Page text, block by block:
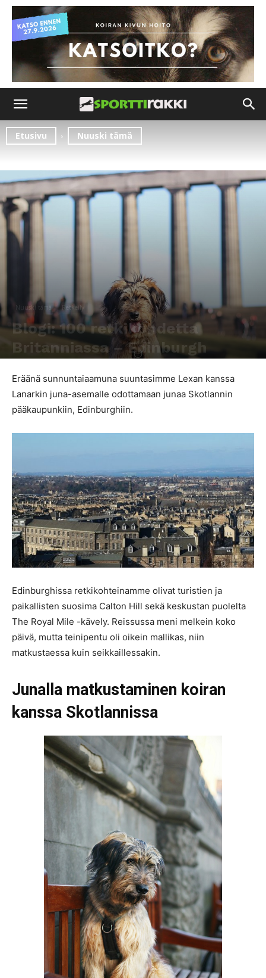
Etusivu Nuuski tämä
Nuuski tämä Retkeily
Blogi: 100 retkikohdetta
Britanniassa – Edinburgh
Eräänä sunnuntaiaamuna suuntasimme Lexan kanssa
Lanarkin juna-asemalle odottamaan junaa Skotlannin
pääkaupunkiin, Edinburghiin.
Edinburghissa retkikohteinamme olivat turistien ja
paikallisten suosima Calton Hill sekä keskustan puolelta
The Royal Mile -kävely. Reissussa meni melkein koko
päivä, mutta teinipentu oli oikein mallikas, niin
matkustaessa kuin seikkaillessakin.
Junalla matkustaminen koiran
kanssa Skotlannissa